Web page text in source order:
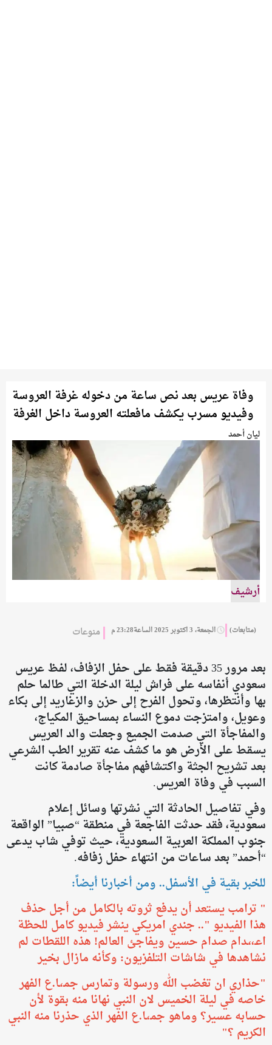
وفاة عريس بعد نص ساعة من دخوله غرفة العروسة
وفيديو مسرب يكشف مافعلته العروسة داخل الغرفة
ليان أحمد
أرشيف
(متابعات) الجمعة، 3 اكتوبر 2025 الساعة23:28 م منوعات
بعد مرور 35 دقيقة فقط على حفل الزفاف، لفظ عريس
سعودي أنفاسه على فراش ليلة الدخلة التي طالما حلم
بها وأنتظرها، وتحول الفرح إلى حزن والزغاريد إلى بكاء
وعويل، وامتزجت دموع النساء بمساحيق المكياج،
والمفاجأة التي صدمت الجميع وجعلت والد العريس
يسقط على الأرض هو ما كشف عنه تقرير الطب الشرعي
بعد تشريح الجثة واكتشافهم مفاجأة صادمة كانت
السبب في وفاة العريس.
وفي تفاصيل الحادثة التي نشرتها وسائل إعلام
سعودية، فقد حدثت الفاجعة في منطقة “صبيا” الواقعة
جنوب المملكة العربية السعودية، حيث توفي شاب يدعى
“أحمد” بعد ساعات من انتهاء حفل زفافه.
للخبر بقية في الأسفل.. ومن أخبارنا أيضاً:
" ترامب يستعد أن يدفع ثروته بالكامل من أجل حذف
هذا الفيديو ".. جندي امريكي ينشر فيديو كامل للحظة
اعـ،،ـدام صدام حسين ويفاجئ العالم! هذه اللقطات لم
نشاهدها في شاشات التلفزيون: وكأنه مازال بخير
​"حذاري ان تغضب الله ورسولة وتمارس جمـ،ـا.ع الفهر
خاصه في ليلة الخميس لان النبي نهانا منه بقوة لأن
حسابه عسير؟ وماهو جمـ،ـا.ع الفهر الذي حذرنا منه النبي
الكريم ؟"